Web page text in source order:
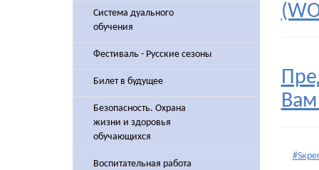
Система дуального
обучения
Фестиваль - Русские сезоны
Билет в будущее
Безопасность. Охрана
жизни и здоровья
обучающихся
Воспитательная работа